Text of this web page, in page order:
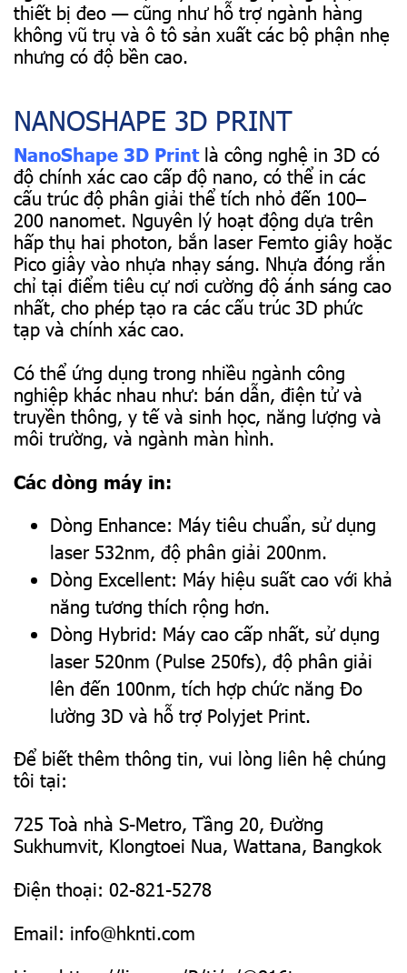
thiết bị đeo — cũng như hỗ trợ ngành hàng
không vũ trụ và ô tô sản xuất các bộ phận nhẹ
nhưng có độ bền cao.
NANOSHAPE 3D PRINT
NanoShape 3D Printlà công nghệ in 3D có
độ chính xác cao cấp độ nano, có thể in các
cấu trúc độ phân giải thể tích nhỏ đến 100–
200 nanomet. Nguyên lý hoạt động dựa trên
hấp thụ hai photon, bắn laser Femto giây hoặc
Pico giây vào nhựa nhạy sáng. Nhựa đóng rắn
chỉ tại điểm tiêu cự nơi cường độ ánh sáng cao
nhất, cho phép tạo ra các cấu trúc 3D phức
tạp và chính xác cao.
Có thể ứng dụng trong nhiều ngành công
nghiệp khác nhau như: bán dẫn, điện tử và
truyền thông, y tế và sinh học, năng lượng và
môi trường, và ngành màn hình.
Các dòng máy in:
Dòng Enhance: Máy tiêu chuẩn, sử dụng
laser 532nm, độ phân giải 200nm.
Dòng Excellent: Máy hiệu suất cao với khả
năng tương thích rộng hơn.
Dòng Hybrid: Máy cao cấp nhất, sử dụng
laser 520nm (Pulse 250fs), độ phân giải
lên đến 100nm, tích hợp chức năng Đo
lường 3D và hỗ trợ Polyjet Print.
Để biết thêm thông tin, vui lòng liên hệ chúng
tôi tại:
725 Toà nhà S-Metro, Tầng 20, Đường
Sukhumvit, Klongtoei Nua, Wattana, Bangkok
Điện thoại: 02-821-5278
Email: info@hknti.com